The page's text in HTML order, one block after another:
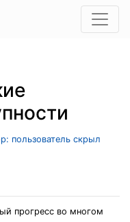
пользователь скрыл
прогресс во многом